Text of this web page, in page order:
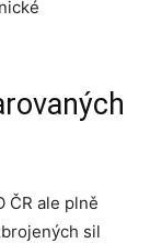
ČR ale plně
sil